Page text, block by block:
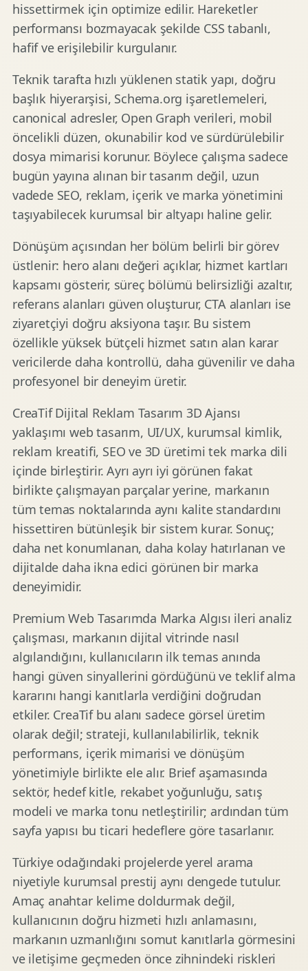
hissettirmek için optimize edilir. Hareketler
performansı bozmayacak şekilde CSS tabanlı,
hafif ve erişilebilir kurgulanır.
Teknik tarafta hızlı yüklenen statik yapı, doğru
başlık hiyerarşisi, Schema.org işaretlemeleri,
canonical adresler, Open Graph verileri, mobil
öncelikli düzen, okunabilir kod ve sürdürülebilir
dosya mimarisi korunur. Böylece çalışma sadece
bugün yayına alınan bir tasarım değil, uzun
vadede SEO, reklam, içerik ve marka yönetimini
taşıyabilecek kurumsal bir altyapı haline gelir.
Dönüşüm açısından her bölüm belirli bir görev
üstlenir: hero alanı değeri açıklar, hizmet kartları
kapsamı gösterir, süreç bölümü belirsizliği azaltır,
referans alanları güven oluşturur, CTA alanları ise
ziyaretçiyi doğru aksiyona taşır. Bu sistem
özellikle yüksek bütçeli hizmet satın alan karar
vericilerde daha kontrollü, daha güvenilir ve daha
profesyonel bir deneyim üretir.
CreaTif Dijital Reklam Tasarım 3D Ajansı
yaklaşımı web tasarım, UI/UX, kurumsal kimlik,
reklam kreatifi, SEO ve 3D üretimi tek marka dili
içinde birleştirir. Ayrı ayrı iyi görünen fakat
birlikte çalışmayan parçalar yerine, markanın
tüm temas noktalarında aynı kalite standardını
hissettiren bütünleşik bir sistem kurar. Sonuç;
daha net konumlanan, daha kolay hatırlanan ve
dijitalde daha ikna edici görünen bir marka
deneyimidir.
Premium Web Tasarımda Marka Algısı ileri analiz
çalışması, markanın dijital vitrinde nasıl
algılandığını, kullanıcıların ilk temas anında
hangi güven sinyallerini gördüğünü ve teklif alma
kararını hangi kanıtlarla verdiğini doğrudan
etkiler. CreaTif bu alanı sadece görsel üretim
olarak değil; strateji, kullanılabilirlik, teknik
performans, içerik mimarisi ve dönüşüm
yönetimiyle birlikte ele alır. Brief aşamasında
sektör, hedef kitle, rekabet yoğunluğu, satış
modeli ve marka tonu netleştirilir; ardından tüm
sayfa yapısı bu ticari hedeflere göre tasarlanır.
Türkiye odağındaki projelerde yerel arama
niyetiyle kurumsal prestij aynı dengede tutulur.
Amaç anahtar kelime doldurmak değil,
kullanıcının doğru hizmeti hızlı anlamasını,
markanın uzmanlığını somut kanıtlarla görmesini
ve iletişime geçmeden önce zihnindeki riskleri